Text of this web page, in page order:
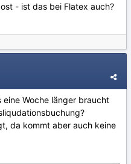
- ist das bei Flatex auch?
Woche länger braucht
da kommt aber auch keine